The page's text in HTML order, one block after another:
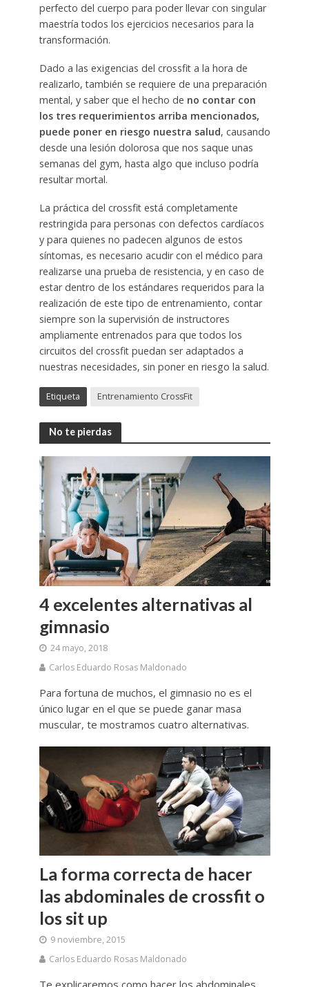
perfecto del cuerpo para poder llevar con singular
maestría todos los ejercicios necesarios para la
transformación.
Dado a las exigencias del crossfit a la hora de
realizarlo, también se requiere de una preparación
mental, y saber que el hecho de no contar con
los tres requerimientos arriba mencionados,
puede poner en riesgo nuestra salud, causando
desde una lesión dolorosa que nos saque unas
semanas del gym, hasta algo que incluso podría
resultar mortal.
La práctica del crossfit está completamente
restringida para personas con defectos cardíacos
y para quienes no padecen algunos de estos
síntomas, es necesario acudir con el médico para
realizarse una prueba de resistencia, y en caso de
estar dentro de los estándares requeridos para la
realización de este tipo de entrenamiento, contar
siempre son la supervisión de instructores
ampliamente entrenados para que todos los
circuitos del crossfit puedan ser adaptados a
nuestras necesidades, sin poner en riesgo la salud.
Etiqueta Entrenamiento CrossFit
No te pierdas
4 excelentes alternativas al
gimnasio
24 mayo, 2018
Carlos Eduardo Rosas Maldonado
Para fortuna de muchos, el gimnasio no es el
único lugar en el que se puede ganar masa
muscular, te mostramos cuatro alternativas.
La forma correcta de hacer
las abdominales de crossfit o
los sit up
9 noviembre, 2015
Carlos Eduardo Rosas Maldonado
Te explicaremos como hacer los abdominales